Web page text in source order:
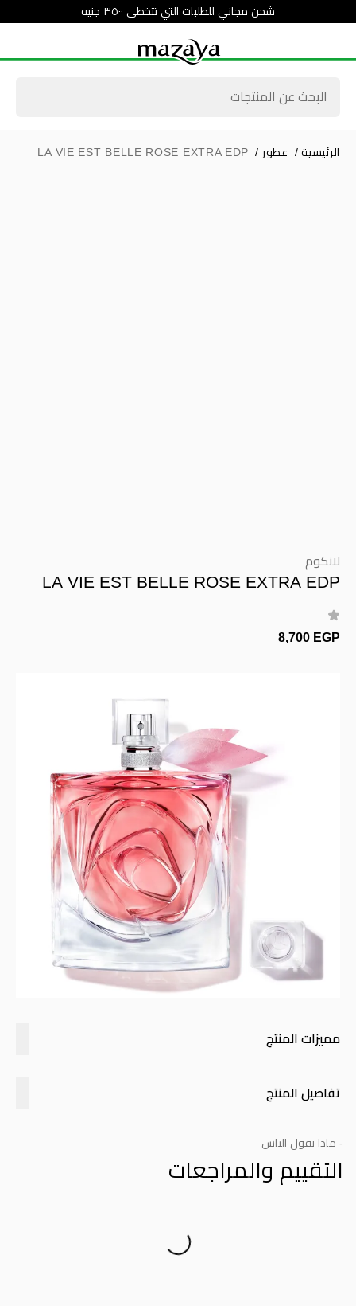
شحن مجاني للطلبات التي تتخطى ٣٥٠٠ جنيه
الرئيسية / عطور /
LA VIE EST BELLE ROSE EXTRA EDP
لانكوم
LA VIE EST BELLE ROSE EXTRA EDP
8,700 EGP
مميزات المنتج
تفاصيل المنتج
- ماذا يقول الناس
التقييم والمراجعات